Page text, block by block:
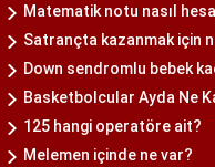
Matematik notu nasıl
Satrançta kazanmak için
Down sendromlu bebek
Basketbolcular Ayda Ne
125 hangi operatöre ait?
Melemen içinde ne var?